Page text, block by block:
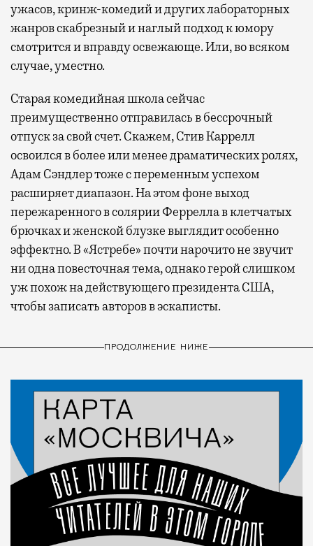
ужасов, кринж-комедий и других лабораторных
жанров скабрезный и наглый подход к юмору
смотрится и вправду освежающе. Или, во всяком
случае, уместно.
Старая комедийная школа сейчас
преимущественно отправилась в бессрочный
отпуск за свой счет. Скажем, Стив Каррелл
освоился в более или менее драматических ролях,
Адам Сэндлер тоже с переменным успехом
расширяет диапазон. На этом фоне выход
пережаренного в солярии Феррелла в клетчатых
брючках и женской блузке выглядит особенно
эффектно. В «Ястребе» почти нарочито не звучит
ни одна повесточная тема, однако герой слишком
уж похож на действующего президента США,
чтобы записать авторов в эскаписты.
ПРОДОЛЖЕНИЕ НИЖЕ